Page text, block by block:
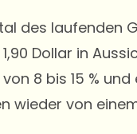
des laufenden
1,90 Dollar in
8 bis 15 %
wieder von